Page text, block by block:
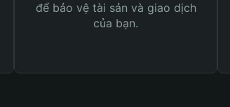
để bảo vệ tài sản và giao dịch
của bạn.